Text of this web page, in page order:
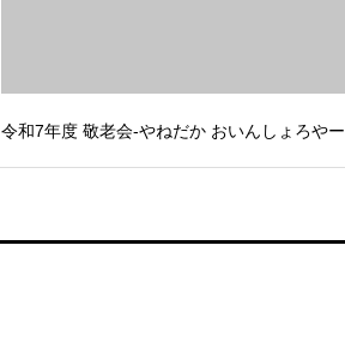
令和7年度 敬老会-やねだか おいんしょろやー